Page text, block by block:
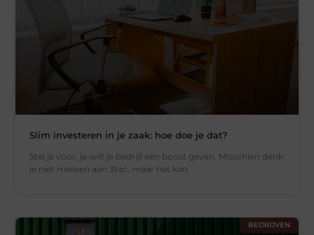
Slim investeren in je zaak: hoe doe je dat?
Stel je voor, je wilt je bedrijf een boost geven. Misschien denk
je niet meteen aan 3tac, maar het kan
BEDRIJVEN